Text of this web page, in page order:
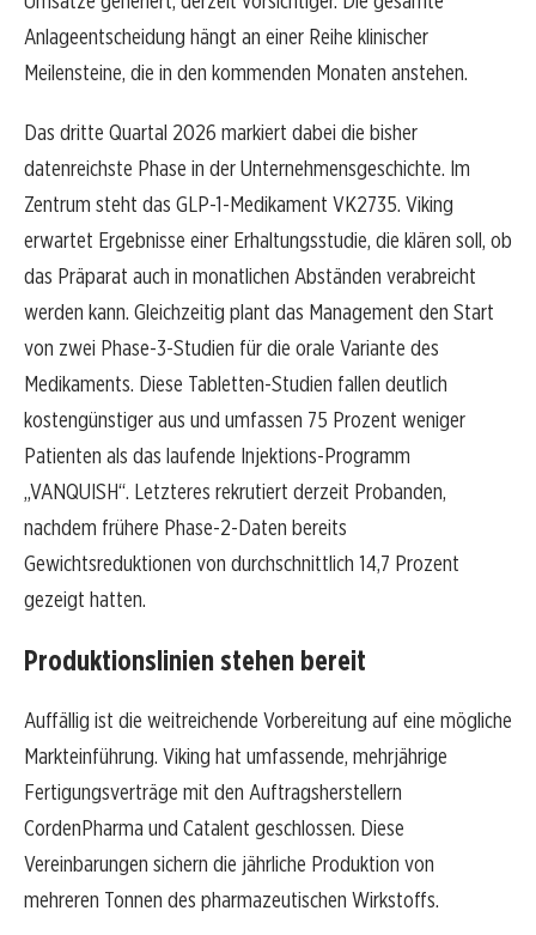
Anlageentscheidung hängt an einer Reihe klinischer
Meilensteine, die in den kommenden Monaten anstehen.
Das dritte Quartal 2026 markiert dabei die bisher
datenreichste Phase in der Unternehmensgeschichte. Im
Zentrum steht das GLP-1-Medikament VK2735. Viking
erwartet Ergebnisse einer Erhaltungsstudie, die klären soll, ob
das Präparat auch in monatlichen Abständen verabreicht
werden kann. Gleichzeitig plant das Management den Start
von zwei Phase-3-Studien für die orale Variante des
Medikaments. Diese Tabletten-Studien fallen deutlich
kostengünstiger aus und umfassen 75 Prozent weniger
Patienten als das laufende Injektions-Programm
„VANQUISH“. Letzteres rekrutiert derzeit Probanden,
nachdem frühere Phase-2-Daten bereits
Gewichtsreduktionen von durchschnittlich 14,7 Prozent
gezeigt hatten.
Produktionslinien stehen bereit
Auffällig ist die weitreichende Vorbereitung auf eine mögliche
Markteinführung. Viking hat umfassende, mehrjährige
Fertigungsverträge mit den Auftragsherstellern
CordenPharma und Catalent geschlossen. Diese
Vereinbarungen sichern die jährliche Produktion von
mehreren Tonnen des pharmazeutischen Wirkstoffs.